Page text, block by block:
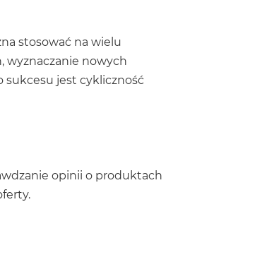
stosować na wielu
nowych
sukcesu jest cykliczność
opinii o produktach